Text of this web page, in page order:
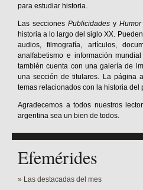
para estudiar historia.
Las secciones Publicidadesy
historia a lo largo del siglo XX.
audios, filmografía, artículos,
analfabetismo e información
también cuenta con una galería de
una sección de titulares. La página
temas relacionados con la historia del
Agradecemos a todos nuestros
argentina sea un bien de todos.
Efemérides
» Las destacadas del mes